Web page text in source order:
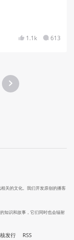
1.1k 613
关的文化。我们开发原创的播客
知识和故事，它们同时也会辐射
发行 RSS